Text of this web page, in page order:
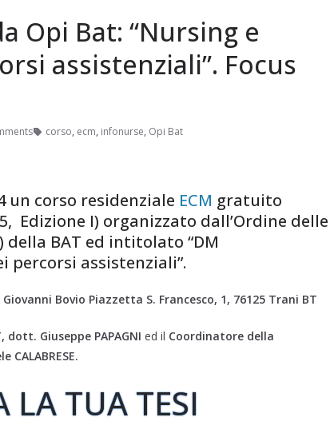
Opi Bat: “Nursing e
assistenziali”. Focus
corso, ecm, infonurse, Opi Bat
un corso residenziale ECM gratuito
Edizione I) organizzato dall’Ordine delle
BAT ed intitolato “DM
percorsi assistenziali”.
Bovio Piazzetta S. Francesco, 1, 76125 Trani BT
dott. Giuseppe PAPAGNI ed il Coordinatore della
LA TUA TESI